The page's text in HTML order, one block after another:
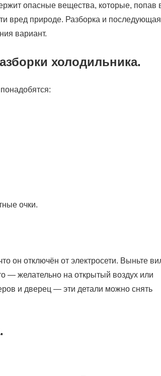
опасные вещества, которые, попав
вред природе. Разборка и последующая
вариант.
холодильника.
очки.
он отключён от электросети. Выньте
— желательно на открытый воздух или
и дверец — эти детали можно снять